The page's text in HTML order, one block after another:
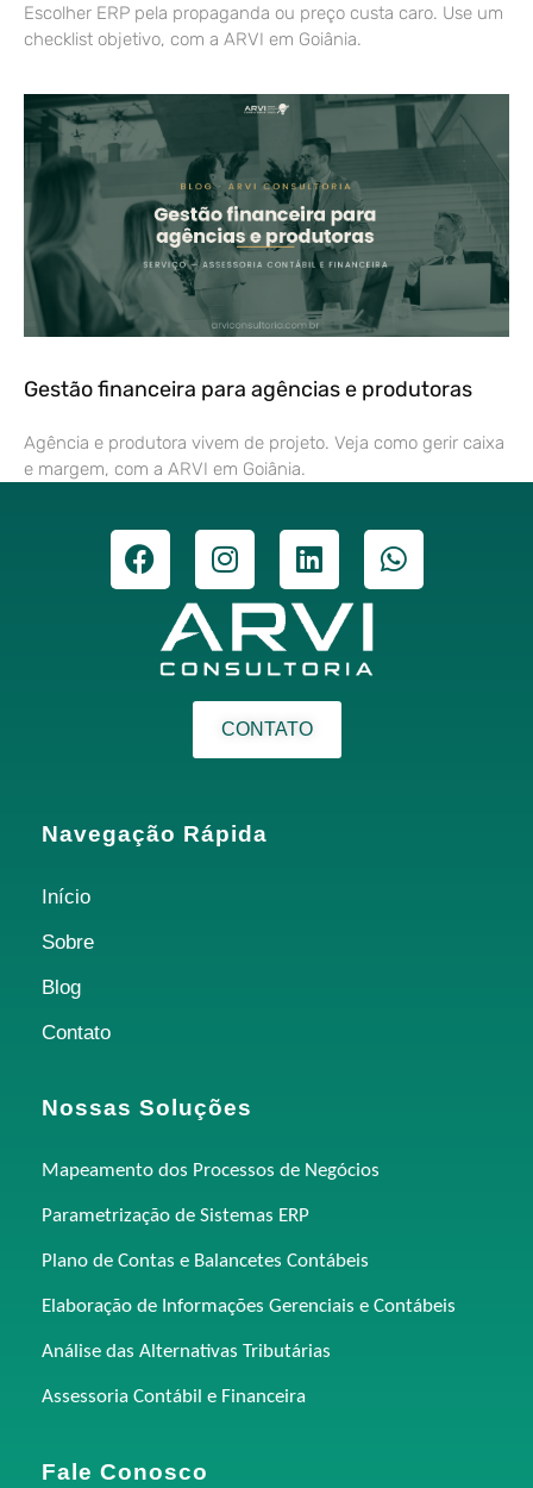
Escolher ERP pela propaganda ou preço custa caro. Use um
checklist objetivo, com a ARVI em Goiânia.
Gestão financeira para agências e produtoras
Agência e produtora vivem de projeto. Veja como gerir caixa
e margem, com a ARVI em Goiânia.
CONTATO
Navegação Rápida
Início
Sobre
Blog
Contato
Nossas Soluções
Mapeamento dos Processos de Negócios
Parametrização de Sistemas ERP
Plano de Contas e Balancetes Contábeis
Elaboração de Informações Gerenciais e Contábeis
Análise das Alternativas Tributárias
Assessoria Contábil e Financeira
Fale Conosco